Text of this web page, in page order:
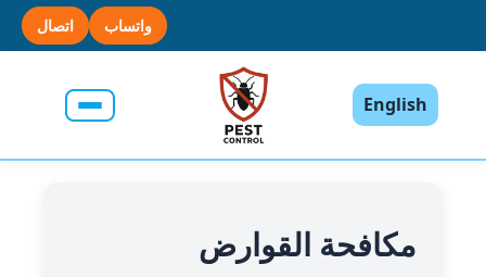
واتساب اتصال
English
مكافحة القوارض